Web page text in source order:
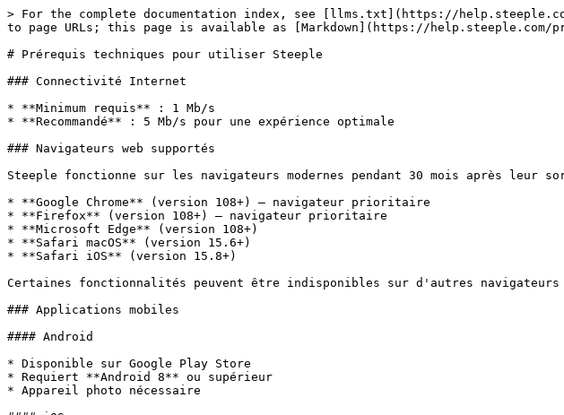
> For the complete documentation index, see [llms.txt](https://
to page URLs; this page is available as [Markdown](https://help.steeple.com/
# Prérequis techniques pour utiliser Steeple
### Connectivité Internet
* **Minimum requis** : 1 Mb/s
* **Recommandé** : 5 Mb/s pour une expérience optimale
### Navigateurs web supportés
Steeple fonctionne sur les navigateurs modernes pendant 30 mois après
* **Google Chrome** (version 108+) — navigateur prioritaire
* **Firefox** (version 108+) — navigateur prioritaire
* **Microsoft Edge** (version 108+)
* **Safari macOS** (version 15.6+)
* **Safari iOS** (version 15.8+)
Certaines fonctionnalités peuvent être indisponibles sur d'autres navigateurs
### Applications mobiles
#### Android
* Disponible sur Google Play Store
* Requiert **Android 8** ou supérieur
* Appareil photo nécessaire